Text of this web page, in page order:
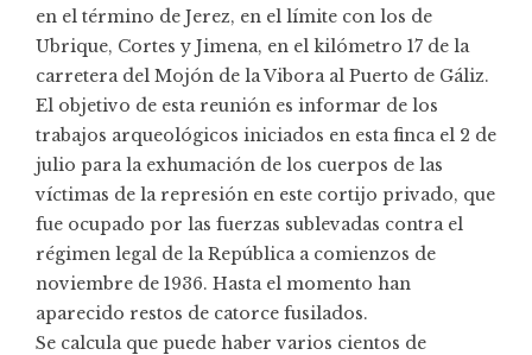
en el término de Jerez, en el límite con los de
Ubrique, Cortes y Jimena, en el kilómetro 17 de la
carretera del Mojón de la Vibora al Puerto de Gáliz.
El objetivo de esta reunión es informar de los
trabajos arqueológicos iniciados en esta finca el 2 de
julio para la exhumación de los cuerpos de las
víctimas de la represión en este cortijo privado, que
fue ocupado por las fuerzas sublevadas contra el
régimen legal de la República a comienzos de
noviembre de 1936. Hasta el momento han
aparecido restos de catorce fusilados.
Se calcula que puede haber varios cientos de